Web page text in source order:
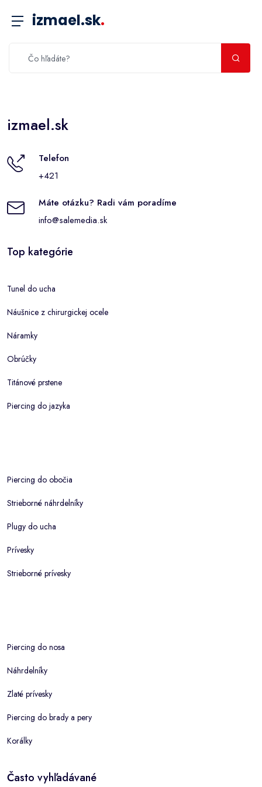
izmael.sk.
izmael.sk
Telefon
+421
Máte otázku? Radi vám poradíme
info@salemedia.sk
Top kategórie
Tunel do ucha
Náušnice z chirurgickej ocele
Náramky
Obrúčky
Titánové prstene
Piercing do jazyka
Piercing do obočia
Strieborné náhrdelníky
Plugy do ucha
Prívesky
Strieborné prívesky
Piercing do nosa
Náhrdelníky
Zlaté prívesky
Piercing do brady a pery
Korálky
Často vyhľadávané